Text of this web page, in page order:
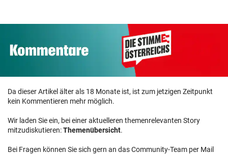
Da dieser Artikel älter als 18 Monate ist, ist zum jetzigen Zeitpunkt
kein Kommentieren mehr möglich.
Wir laden Sie ein, bei einer aktuelleren themenrelevanten Story
mitzudiskutieren:Themenübersicht.
Bei Fragen können Sie sich gern an das Community-Team per Mail